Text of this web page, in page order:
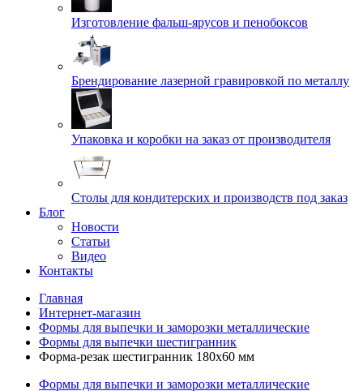
Изготовление фальш-ярусов и пенобоксов
Брендирование лазерной гравировкой по металлу
Упаковка и коробки на заказ от производителя
Cтолы для кондитерских и производств под заказ
Блог
Новости
Статьи
Видео
Контакты
Главная
Интернет-магазин
Формы для выпечки и заморозки металлические
Формы для выпечки шестигранник
Форма-резак шестигранник 180х60 мм
Формы для выпечки и заморозки металлические